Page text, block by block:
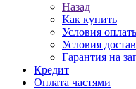
Назад
Как купить
Условия
Условия
Гарантия на
Кредит
Оплата частями